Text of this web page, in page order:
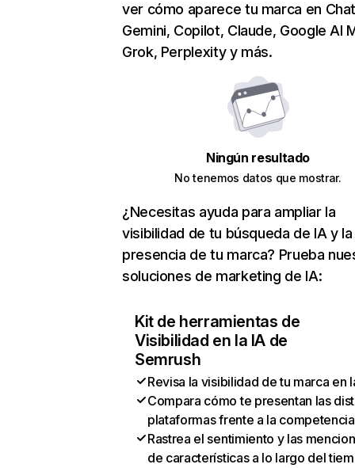
ver cómo aparece tu marca en
Gemini, Copilot, Claude, Google AI
Grok, Perplexity y más.
Ningún resultado
No tenemos datos que mostrar.
¿Necesitas ayuda para ampliar la
visibilidad de tu búsqueda de IA y la
presencia de tu marca? Prueba
soluciones de marketing de IA:
Kit de herramientas de
Visibilidad en la IA de
Semrush
Revisa la visibilidad de tu marca en
Compara cómo te presentan las
plataformas frente a la competencia
Rastrea el sentimiento y las
de características a lo largo del